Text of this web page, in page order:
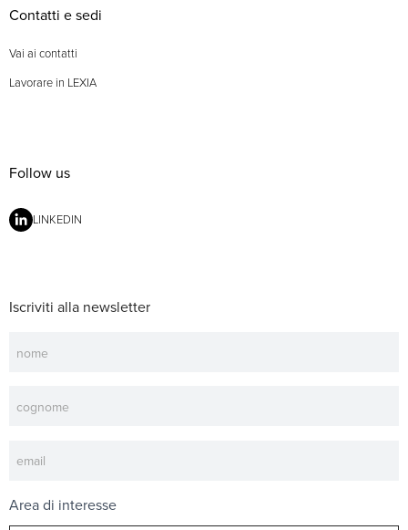
Contatti e sedi
Vai ai contatti
Lavorare in LEXIA
Follow us
LINKEDIN
Iscriviti alla newsletter
Area di interesse